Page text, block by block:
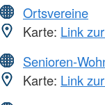
Ortsvereine
Karte: Link
Senioren-
Karte: Link